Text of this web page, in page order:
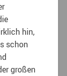
hin,
schon
großen